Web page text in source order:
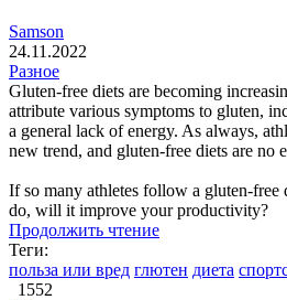
Samson
24.11.2022
Разное
Gluten-free diets are becoming
attribute various symptoms to gluten,
a general lack of energy. As always,
new trend, and gluten-free diets are no
If so many athletes follow a gluten-
do, will it improve your productivity?
Продолжить чтение
Теги:
польза или вред глютен диета
1552